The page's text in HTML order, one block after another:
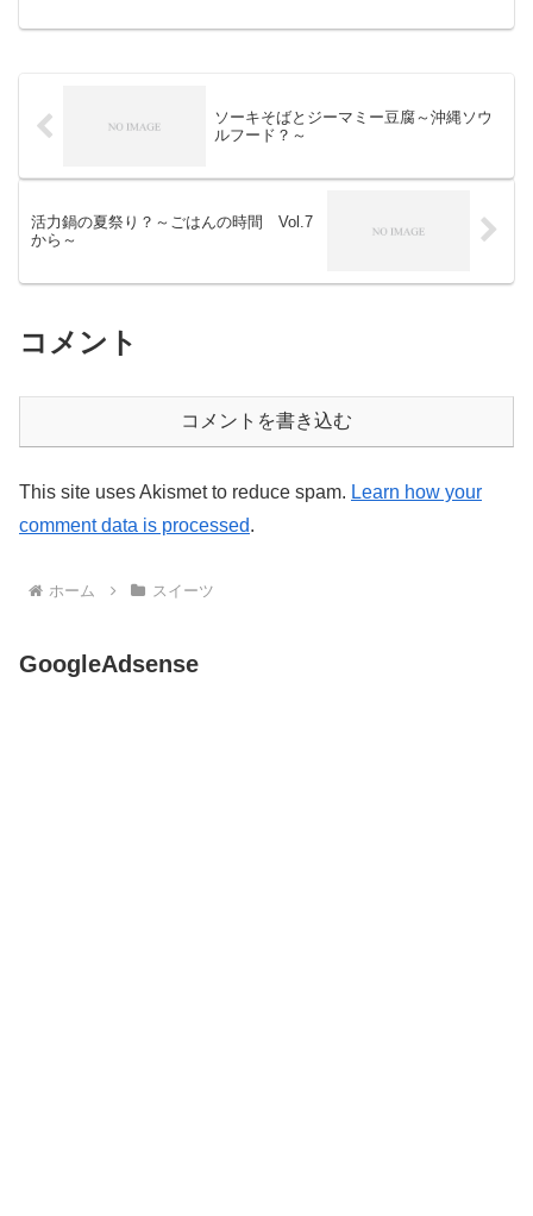
ソーキそばとジーマミー豆腐～沖縄ソウ
ルフード？～
活力鍋の夏祭り？～ごはんの時間 Vol.7
から～
コメント
コメントを書き込む
This site uses Akismet to reduce spam. Learn how your
comment data is processed.
ホーム スイーツ
GoogleAdsense